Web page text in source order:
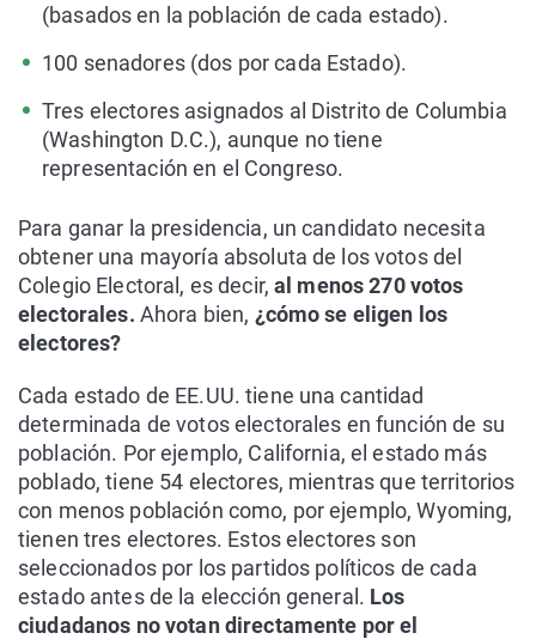
(basados en la población de cada estado).
100 senadores (dos por cada Estado).
Tres electores asignados al Distrito de Columbia
(Washington D.C.), aunque no tiene
representación en el Congreso.
Para ganar la presidencia, un candidato necesita
obtener una mayoría absoluta de los votos del
Colegio Electoral, es decir,al menos 270 votos
electorales. Ahora bien, ¿cómo se eligen los
electores?
Cada estado de EE.UU. tiene una cantidad
determinada de votos electorales en función de su
población. Por ejemplo, California, el estado más
poblado, tiene 54 electores, mientras que territorios
con menos población como, por ejemplo, Wyoming,
tienen tres electores. Estos electores son
seleccionados por los partidos políticos de cada
estado antes de la elección general. Los
ciudadanos no votan directamente por el